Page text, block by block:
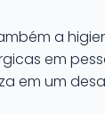
a
em
em um